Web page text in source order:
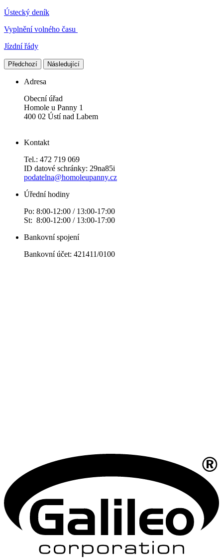
Ústecký deník
Vyplnění volného času
Jízdní řády
Předchozí Následující
Adresa
Obecní úřad
Homole u Panny 1
400 02 Ústí nad Labem
Kontakt
Tel.: 472 719 069
ID datové schránky: 29na85i
podatelna@homoleupanny.cz
Úřední hodiny
Po: 8:00-12:00 / 13:00-17:00
St: 8:00-12:00 / 13:00-17:00
Bankovní spojení
Bankovní účet: 421411/0100